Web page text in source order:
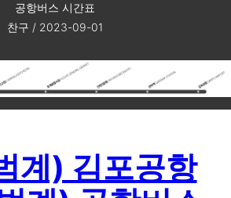
공항버스 시간표
찬구 / 2023-09-01
계) 김포공항